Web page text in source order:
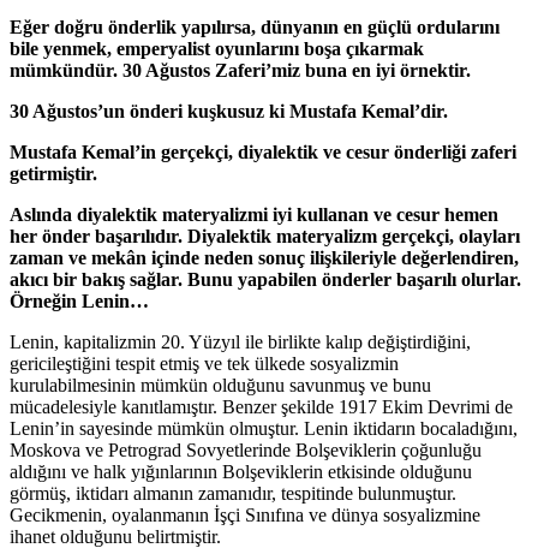
Eğer doğru önderlik yapılırsa, dünyanın en güçlü ordularını
bile yenmek, emperyalist oyunlarını boşa çıkarmak
mümkündür. 30 Ağustos Zaferi’miz buna en iyi örnektir.
30 Ağustos’un önderi kuşkusuz ki Mustafa Kemal’dir.
Mustafa Kemal’in gerçekçi, diyalektik ve cesur önderliği zaferi
getirmiştir.
Aslında diyalektik materyalizmi iyi kullanan ve cesur hemen
her önder başarılıdır. Diyalektik materyalizm gerçekçi, olayları
zaman ve mekân içinde neden sonuç ilişkileriyle değerlendiren,
akıcı bir bakış sağlar. Bunu yapabilen önderler başarılı olurlar.
Örneğin Lenin…
Lenin, kapitalizmin 20. Yüzyıl ile birlikte kalıp değiştirdiğini,
gericileştiğini tespit etmiş ve tek ülkede sosyalizmin
kurulabilmesinin mümkün olduğunu savunmuş ve bunu
mücadelesiyle kanıtlamıştır. Benzer şekilde 1917 Ekim Devrimi de
Lenin’in sayesinde mümkün olmuştur. Lenin iktidarın bocaladığını,
Moskova ve Petrograd Sovyetlerinde Bolşeviklerin çoğunluğu
aldığını ve halk yığınlarının Bolşeviklerin etkisinde olduğunu
görmüş, iktidarı almanın zamanıdır, tespitinde bulunmuştur.
Gecikmenin, oyalanmanın İşçi Sınıfına ve dünya sosyalizmine
ihanet olduğunu belirtmiştir.